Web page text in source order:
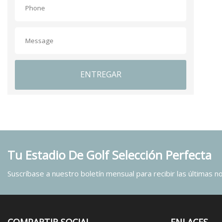
ENTREGAR
Tu Estadio De Golf Selección Perfecta
Suscríbase a nuestro boletín mensual para recibir las últimas